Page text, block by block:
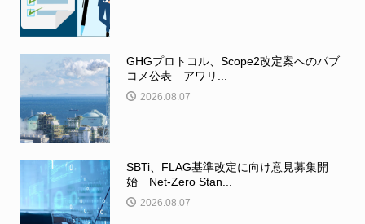
GHGプロトコル、Scope2改定案へのパブ
コメ公表 アワリ...
2026.08.07
SBTi、FLAG基準改定に向け意見募集開
始 Net-Zero Stan...
2026.08.07